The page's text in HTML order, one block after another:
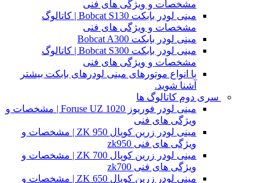
مشخصات و ویژگی های فنی
مینی لودر بابکت Bobcat S130 | کاتالوگ
مشخصات و ویژگی های فنی
مینی لودر بابکت Bobcat A300
مینی لودر بابکت Bobcat S300 | کاتالوگ
مشخصات و ویژگی های فنی
با انواع موتورهای مینی لودرهای بابکت بیشتر
آشنا شوید.
سری دوم کاتالوگ ها
مینی لودر فوریوز Foruse UZ 1020 | مشخصات و
ویژگی های فنی
مینی لودر زرین کوپال ZK 950 | مشخصات و
ویژگی های فنی zk950
مینی لودر زرین کوپال ZK 700 | مشخصات و
ویژگی های فنی zk700
مینی لودر زرین کوپال ZK 650 | مشخصات و